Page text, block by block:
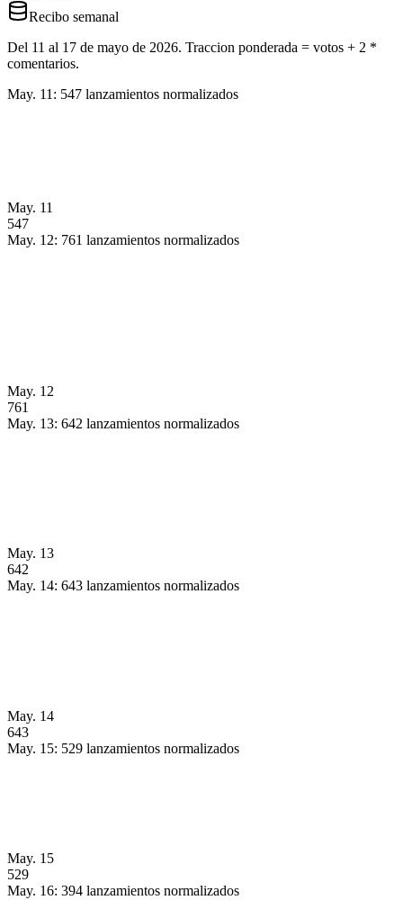
Recibo semanal
Del 11 al 17 de mayo de 2026. Traccion ponderada = votos + 2 *
comentarios.
May. 11: 547 lanzamientos normalizados
May. 11
547
May. 12: 761 lanzamientos normalizados
May. 12
761
May. 13: 642 lanzamientos normalizados
May. 13
642
May. 14: 643 lanzamientos normalizados
May. 14
643
May. 15: 529 lanzamientos normalizados
May. 15
529
May. 16: 394 lanzamientos normalizados